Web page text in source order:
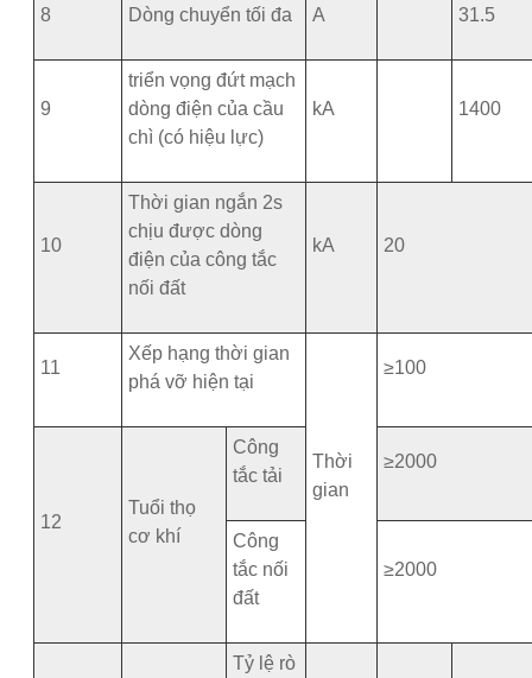
8 Dòng chuyển tối đa A 31.5
9
triển vọng đứt mạch
dòng điện của cầu
chì (có hiệu lực)
kA 1400
10
Thời gian ngắn 2s
chịu được dòng
điện của công tắc
nối đất
kA 20
11
Xếp hạng thời gian
phá vỡ hiện tại
Thời
gian
≥100
12
Tuổi thọ
cơ khí
Công
tắc tải
≥2000
Công
tắc nối
đất
≥2000
Tỷ lệ rò